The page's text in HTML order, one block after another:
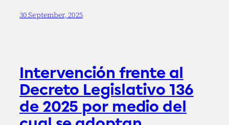
30 September, 2025
Intervención frente al
Decreto Legislativo 136
de 2025 por medio del